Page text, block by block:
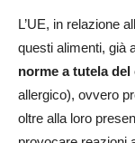
L’UE, in relazione
questi alimenti, già
norme a tutela
allergico), ovvero
oltre alla loro